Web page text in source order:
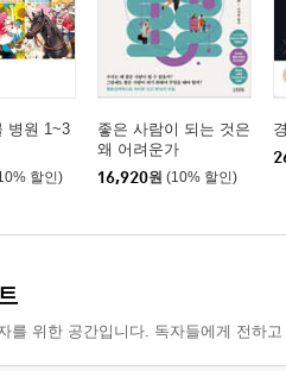
병원 1~3
할인)
좋은 사람이 되는 것은
왜 어려운가
16,920원 (10% 할인)
를 위한 공간입니다. 독자들에게 전하